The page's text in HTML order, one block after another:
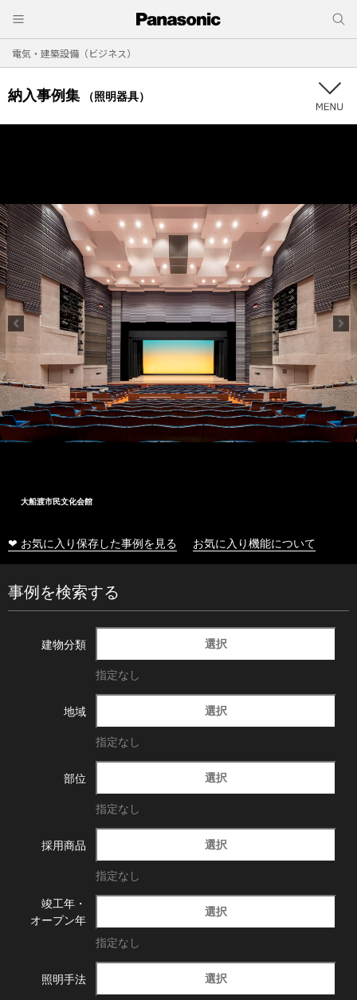
電気・建築設備（ビジネス）
納入事例集 （照明器具）
大船渡市民文化会館
❤ お気に入り保存した事例を見る お気に入り機能について
事例を検索する
建物分類 選択
指定なし
地域 選択
指定なし
部位 選択
指定なし
採用商品 選択
指定なし
竣工年・
オープン年
選択
指定なし
照明手法 選択